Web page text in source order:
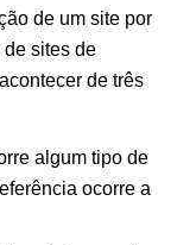
de um site por
de sites de
de três
algum tipo de
ocorre a